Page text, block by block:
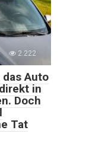
2.222
Auto
in
Doch
Tat